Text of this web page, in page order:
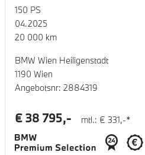
150 PS
04.2025
20 000 km
BMW Wien Heiligenstadt
1190 Wien
Angebotsnr: 2884319
mtl.: € 331,-*
€ 38 795,-